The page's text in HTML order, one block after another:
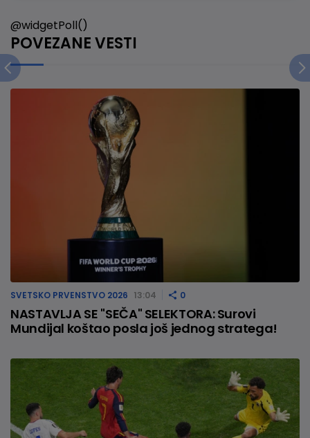
@widgetPoll()
POVEZANE VESTI
SVETSKO PRVENSTVO 2026 13:04 0
NASTAVLJA SE "SEČA" SELEKTORA: Surovi
Mundijal koštao posla još jednog stratega!